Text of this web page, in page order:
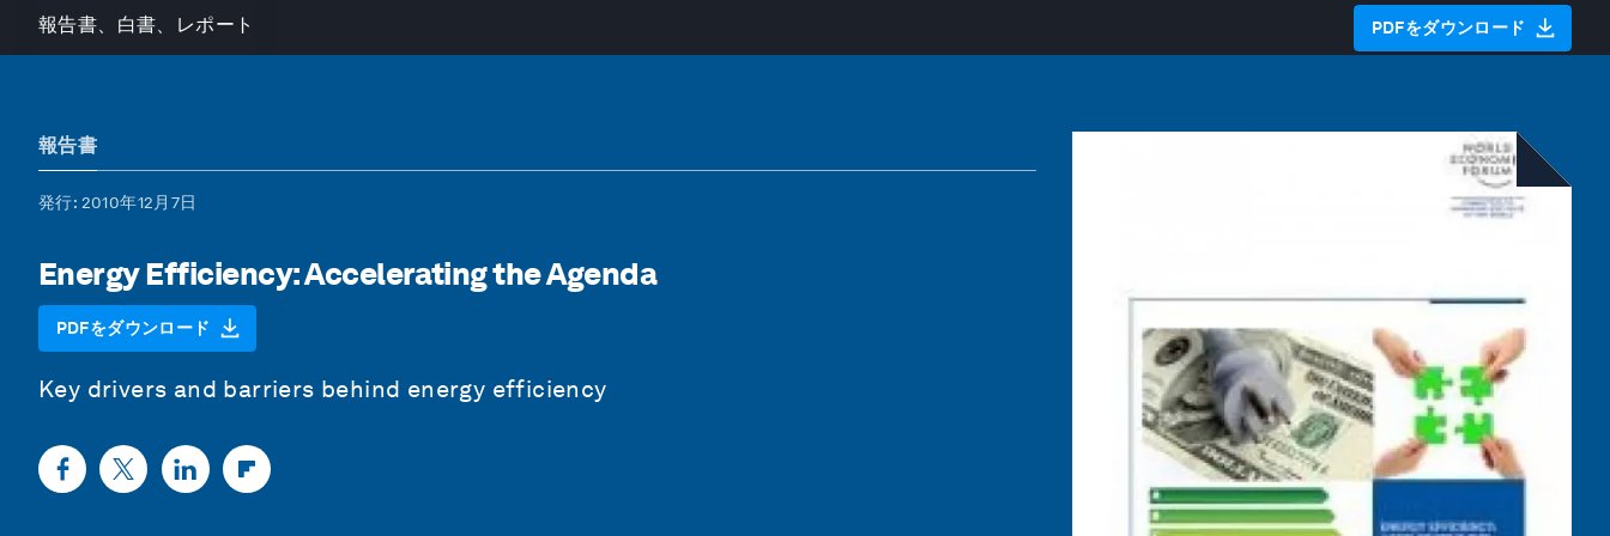
報告書、白書、レポート PDFをダウンロード
報告書
発行: 2010年12月7日
Energy Efficiency: Accelerating the Agenda
PDFをダウンロード
Key drivers and barriers behind energy efficiency